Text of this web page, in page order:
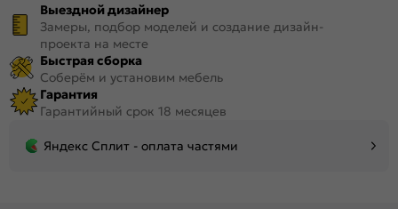
Выездной дизайнер
Замеры, подбор моделей и создание дизайн-
проекта на месте
Быстрая сборка
Соберём и установим мебель
Гарантия
Гарантийный срок 18 месяцев
Яндекс Сплит - оплата частями